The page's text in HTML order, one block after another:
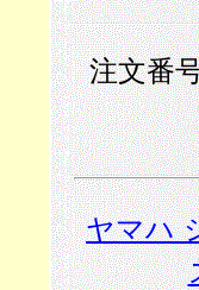
注文番
ヤマハ